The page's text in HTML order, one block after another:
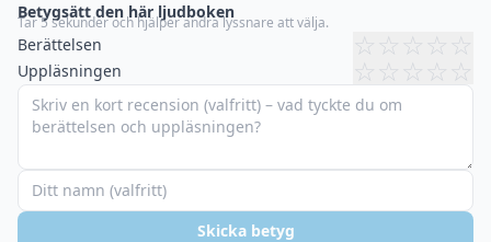
Betygsätt den här ljudboken
Tar 5 sekunder och hjälper andra lyssnare att välja.
Berättelsen ☆☆☆☆☆
Uppläsningen ☆ ☆ ☆ ☆ ☆
Skicka betyg